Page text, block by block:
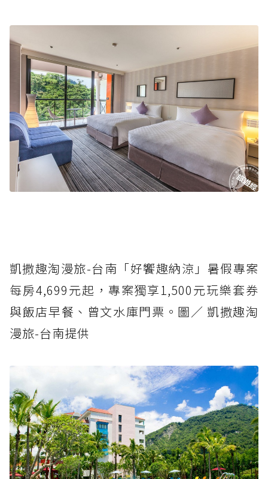
凱撒趣淘漫旅-台南「好饗趣納涼」暑假專案
每房4,699元起，專案獨享1,500元玩樂套券
與飯店早餐、曾文水庫門票。圖／ 凱撒趣淘
漫旅-台南提供